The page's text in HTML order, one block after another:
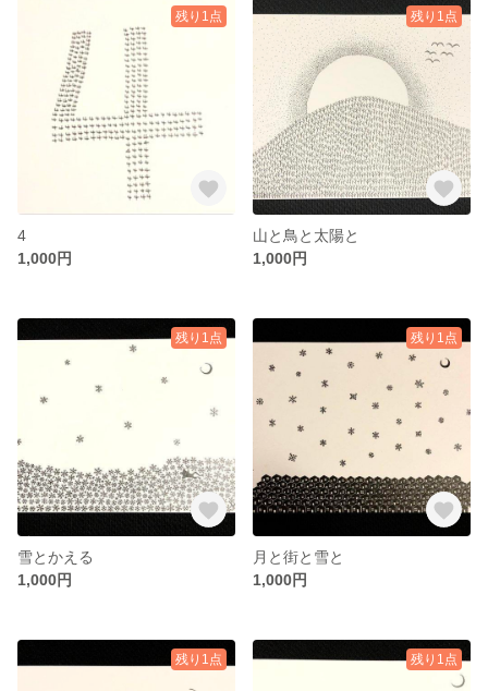
残り1点
4
1,000円
残り1点
山と鳥と太陽と
1,000円
残り1点
雪とかえる
1,000円
残り1点
月と街と雪と
1,000円
残り1点 残り1点